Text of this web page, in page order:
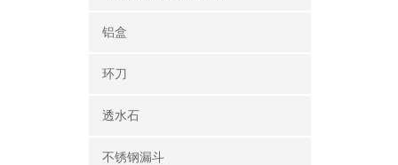
铝盒
环刀
透水石
不锈钢漏斗